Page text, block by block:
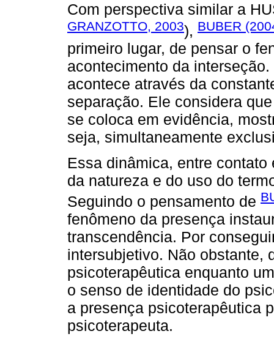
Com perspectiva similar a
GRANZOTTO, 2003), BUBER
primeiro lugar, de pensar o
acontecimento da
acontece através da
separação. Ele considera
se coloca em evidência,
seja, simultaneamente
Essa dinâmica, entre
da natureza e do uso do
Seguindo o pensamento de
fenômeno da presença
transcendência. Por
intersubjetivo. Não obstante,
psicoterapêutica enquanto
o senso de identidade do
a presença psicoterapêutica
psicoterapeuta.